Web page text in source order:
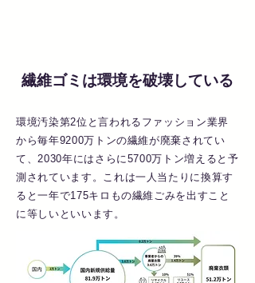
繊維ゴミは環境を破壊している
環境汚染第2位と言われるファッション業界
から毎年9200万トンの繊維が廃棄されてい
て、2030年にはさらに5700万トン増えると予
測されています。これは一人当たりに換算す
ると一年で175キロもの繊維ごみを出すこと
に等しいといいます。